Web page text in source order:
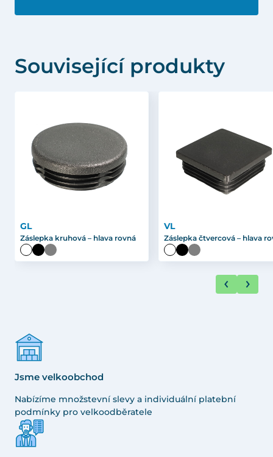
Související produkty
GL
Záslepka kruhová – hlava rovná
VL
Záslepka čtvercová – hlava
Jsme velkoobchod
Nabízíme množstevní slevy a individuální platební
podmínky pro velkoodběratele